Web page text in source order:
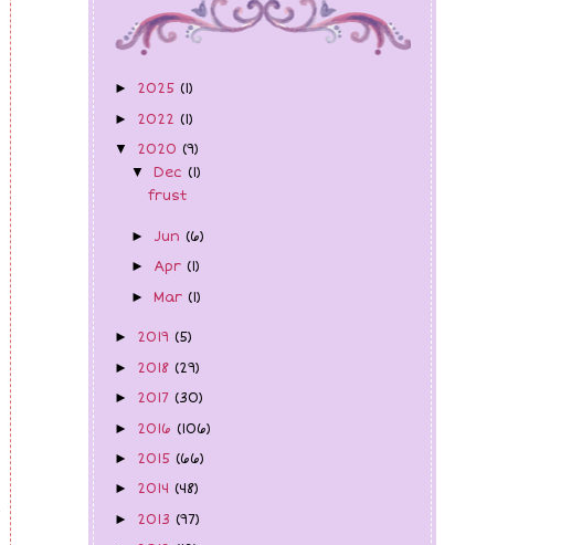
► 2022 (1)
▼ 2020(9)
▼Dec(1)
frust
► Apr(1)
► Mar(1)
► 2018 (29)
► 2017 (30)
► 2016(106)
► 2015 (66)
► 2014 (48)
► 2013(97)
► 2012 (12)